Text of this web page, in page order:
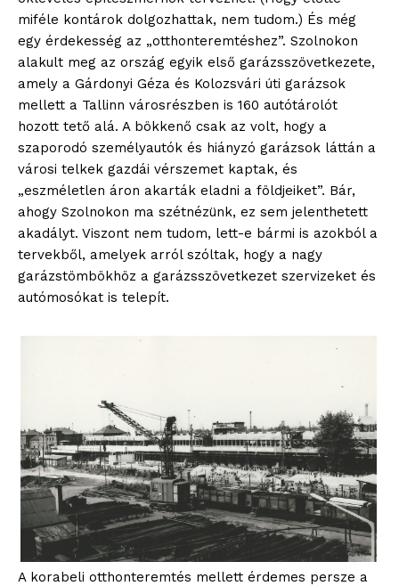
miféle kontárok dolgozhattak, nem tudom.) És még
egy érdekesség az „otthonteremtéshez”. Szolnokon
alakult meg az ország egyik első garázsszövetkezete,
amely a Gárdonyi Géza és Kolozsvári úti garázsok
mellett a Tallinn városrészben is 160 autótárolót
hozott tető alá. A bökkenő csak az volt, hogy a
szaporodó személyautók és hiányzó garázsok láttán a
városi telkek gazdái vérszemet kaptak, és
„eszméletlen áron akarták eladni a földjeiket”. Bár,
ahogy Szolnokon ma szétnézünk, ez sem jelenthetett
akadályt. Viszont nem tudom, lett-e bármi is azokból a
tervekből, amelyek arról szóltak, hogy a nagy
garázstömbökhöz a garázsszövetkezet szervizeket és
autómosókat is telepít.
A korabeli otthonteremtés mellett érdemes persze a